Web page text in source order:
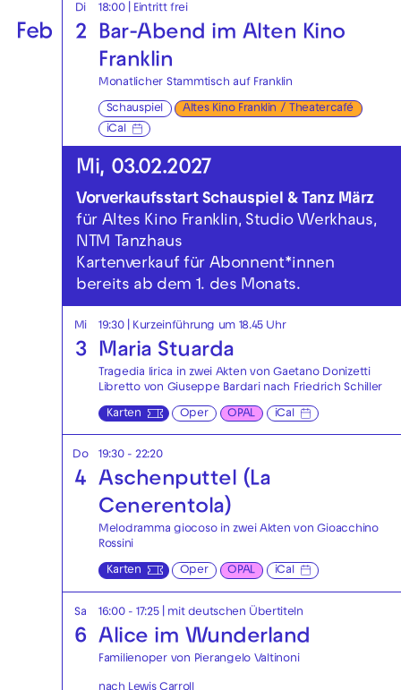
Feb
Di
2
18:00| Eintritt frei
Bar-Abend im Alten Kino
Franklin
Monatlicher Stammtisch auf Franklin
Schauspiel
Altes Kino Franklin / Theatercafé
iCal
Mi, 03.02.2027
Vorverkaufsstart Schauspiel & Tanz März
für Altes Kino Franklin, Studio Werkhaus,
NTM Tanzhaus
Kartenverkauf für Abonnent*innen
bereits ab dem 1. des Monats.
Mi
3
19:30 | Kurzeinführung um 18.45 Uhr
Maria Stuarda
Tragedia lirica in zwei Akten von Gaetano Donizetti
Libretto von Giuseppe Bardari nach Friedrich Schiller
Karten Oper OPAL iCal
Do
4
19:30 - 22:20
Aschenputtel (La
Cenerentola)
Melodramma giocoso in zwei Akten von Gioacchino
Rossini
Karten Oper OPAL iCal
Sa
6
16:00 - 17:25| mit deutschen Übertiteln
Alice im Wunderland
Familienoper von Pierangelo Valtinoni